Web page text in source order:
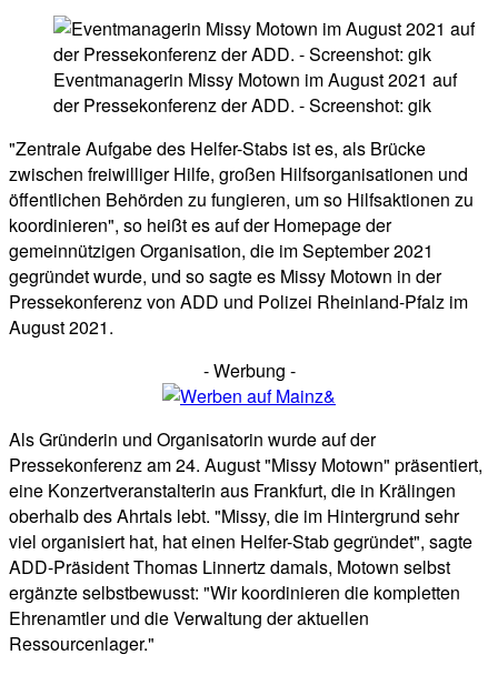
Eventmanagerin Missy Motown im August 2021 auf
der Pressekonferenz der ADD. - Screenshot: gik
"Zentrale Aufgabe des Helfer-Stabs ist es, als Brücke
zwischen freiwilliger Hilfe, großen Hilfsorganisationen und
öffentlichen Behörden zu fungieren, um so Hilfsaktionen zu
koordinieren", so heißt es auf der Homepage der
gemeinnützigen Organisation, die im September 2021
gegründet wurde, und so sagte es Missy Motown in der
Pressekonferenz von ADD und Polizei Rheinland-Pfalz im
August 2021.
- Werbung -
Als Gründerin und Organisatorin wurde auf der
Pressekonferenz am 24. August "Missy Motown" präsentiert,
eine Konzertveranstalterin aus Frankfurt, die in Krälingen
oberhalb des Ahrtals lebt. "Missy, die im Hintergrund sehr
viel organisiert hat, hat einen Helfer-Stab gegründet", sagte
ADD-Präsident Thomas Linnertz damals, Motown selbst
ergänzte selbstbewusst: "Wir koordinieren die kompletten
Ehrenamtler und die Verwaltung der aktuellen
Ressourcenlager."